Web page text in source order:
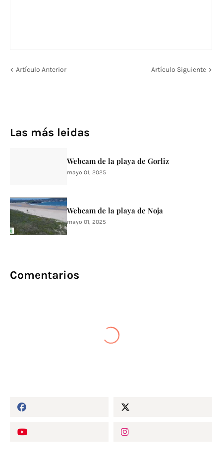
Artículo Anterior Artículo Siguiente
Las más leidas
Webcam de la playa de Gorliz
mayo 01, 2025
Webcam de la playa de Noja
mayo 01, 2025
Comentarios